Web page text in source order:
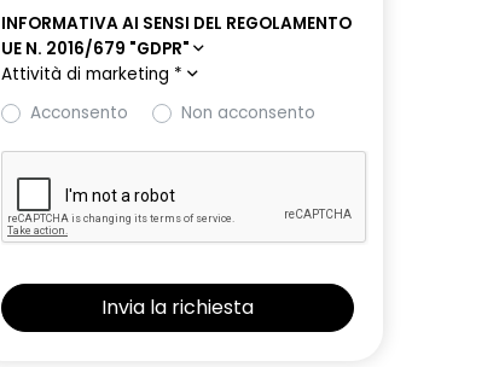
INFORMATIVA AI SENSI DEL REGOLAMENTO
UE N. 2016/679 "GDPR"
Attività di marketing *
Acconsento
Non acconsento